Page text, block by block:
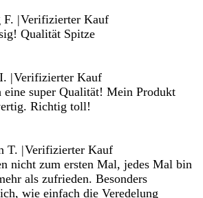
F. |Verifizierter Kauf
Qualität Spitze
|Verifizierter Kauf
eine super Qualität! Mein Produkt
Richtig toll!
T. |Verifizierter Kauf
nicht zum ersten Mal, jedes Mal bin
als zufrieden. Besonders
wie einfach die Veredelung